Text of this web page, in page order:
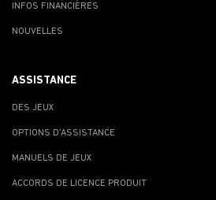
INFOS FINANCIÈRES
NOUVELLES
ASSISTANCE
DES JEUX
OPTIONS D'ASSISTANCE
MANUELS DE JEUX
ACCORDS DE LICENCE PRODUIT